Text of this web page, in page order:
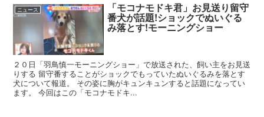
ニュース 「モコナモドキ君」お見送り留守
番犬が話題!ショックでぬいぐる
み落とす!モーニングショー
２０日「羽鳥慎一モーニングショー」で放送された、飼い主をお見送
りする 留守番することがショックでもっていたぬいぐるみを落とす
犬について報道。 その姿に胸がキュンキュンすると話題になってい
ます。 今回はこの「モコナモドキ...